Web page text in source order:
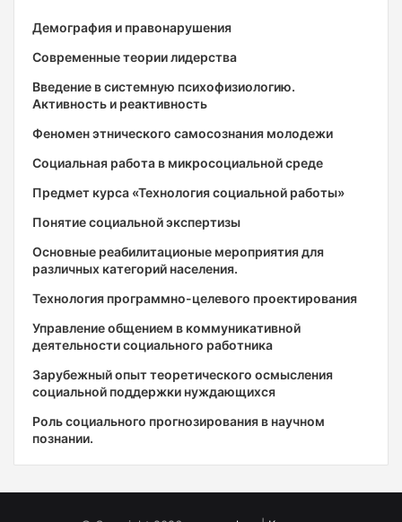
Демография и правонарушения
Современные теории лидерства
Введение в системную психофизиологию.
Активность и реактивность
Феномен этнического самосознания молодежи
Социальная работа в микросоциальной среде
Предмет курса «Технология социальной работы»
Понятие социальной экспертизы
Основные реабилитационые мероприятия для
различных категорий населения.
Технология программно-целевого проектирования
Управление общением в коммуникативной
деятельности социального работника
Зарубежный опыт теоретического осмысления
социальной поддержки нуждающихся
Роль социального прогнозирования в научном
познании.